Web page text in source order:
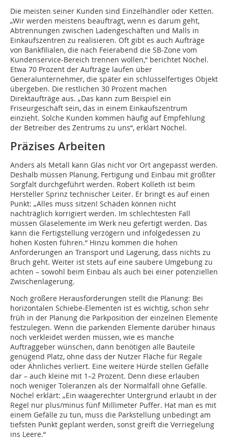
Die meisten seiner Kunden sind Einzelhändler oder Ketten.
„Wir werden meistens beauftragt, wenn es darum geht,
Abtrennungen zwischen Ladengeschäften und Malls in
Einkaufszentren zu realisieren. Oft gibt es auch Aufträge
von Bankfilialen, die nach Feierabend die SB-Zone vom
Kundenservice-Bereich trennen wollen,“ berichtet Nöchel.
Etwa 70 Prozent der Aufträge laufen über
Generalunternehmer, die später ein schlüsselfertiges Objekt
übergeben. Die restlichen 30 Prozent machen
Direktaufträge aus. „Das kann zum Beispiel ein
Friseurgeschäft sein, das in einem Einkaufszentrum
einzieht. Solche Kunden kommen häufig auf Empfehlung
der Betreiber des Zentrums zu uns“, erklärt Nöchel.
Präzises Arbeiten
Anders als Metall kann Glas nicht vor Ort angepasst werden.
Deshalb müssen Planung, Fertigung und Einbau mit größter
Sorgfalt durchgeführt werden. Robert Kolleth ist beim
Hersteller Sprinz technischer Leiter. Er bringt es auf einen
Punkt: „Alles muss sitzen! Schäden können nicht
nachträglich korrigiert werden. Im schlechtesten Fall
müssen Glaselemente im Werk neu gefertigt werden. Das
kann die Fertigstellung verzögern und infolgedessen zu
hohen Kosten führen.“ Hinzu kommen die hohen
Anforderungen an Transport und Lagerung, dass nichts zu
Bruch geht. Weiter ist stets auf eine saubere Umgebung zu
achten – sowohl beim Einbau als auch bei einer potenziellen
Zwischenlagerung.
Noch größere Herausforderungen stellt die Planung: Bei
horizontalen Schiebe-Elementen ist es wichtig, schon sehr
früh in der Planung die Parkposition der einzelnen Elemente
festzulegen. Wenn die parkenden Elemente darüber hinaus
noch verkleidet werden müssen, wie es manche
Auftraggeber wünschen, dann benötigen alle Bauteile
genügend Platz, ohne dass der Nutzer Fläche für Regale
oder Ähnliches verliert. Eine weitere Hürde stellen Gefälle
dar – auch kleine mit 1–2 Prozent. Denn diese erlauben
noch weniger Toleranzen als der Normalfall ohne Gefälle.
Nöchel erklärt: „Ein waagerechter Untergrund erlaubt in der
Regel nur plus/minus fünf Millimeter Puffer. Hat man es mit
einem Gefälle zu tun, muss die Parkstellung unbedingt am
tiefsten Punkt geplant werden, sonst greift die Verriegelung
ins Leere.“